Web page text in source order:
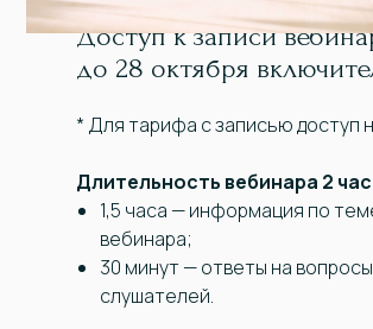
* Для тарифа с записью доступ
Длительность вебинара 2
1,5 часа — информация по
вебинара;
30 минут — ответы на вопросы
слушателей.
Доступ к записи
до 28 октября